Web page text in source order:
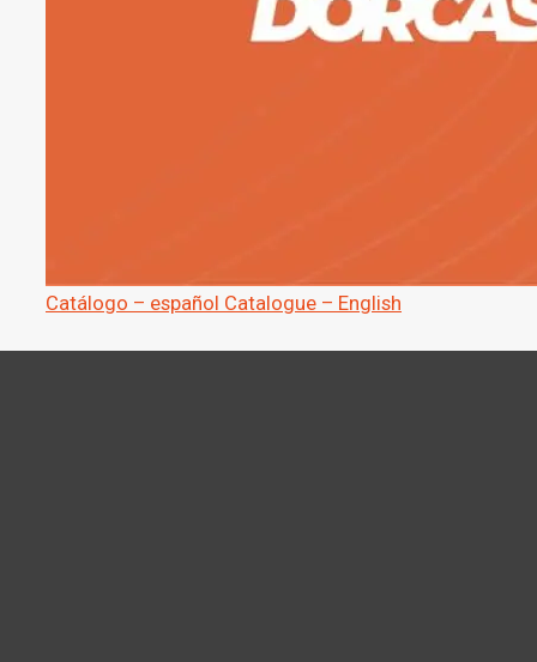
Catálogo – español Catalogue – English